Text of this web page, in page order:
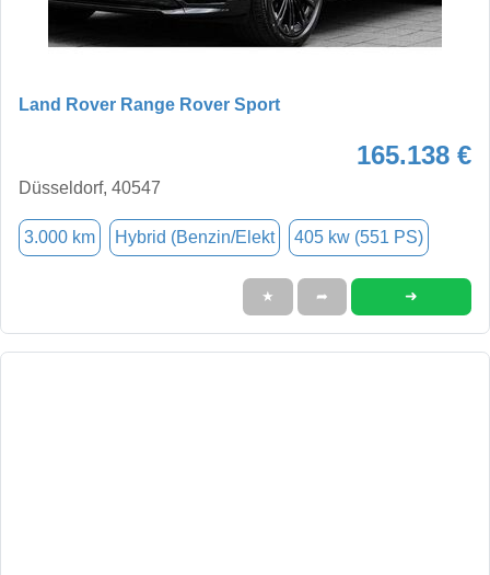
Land Rover Range Rover Sport
165.138 €
Düsseldorf, 40547
3.000 km Hybrid (Benzin/Elekt 405 kw (551 PS)
★ ➦ ➜